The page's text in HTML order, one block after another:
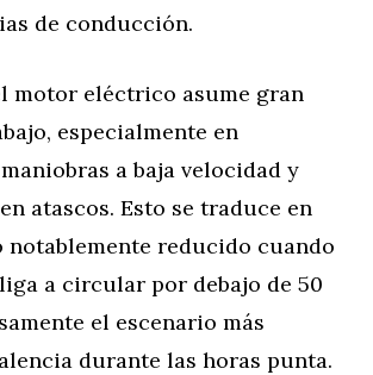
de conducción.
motor eléctrico asume gran
especialmente en
a baja velocidad y
atascos. Esto se traduce en
notablemente reducido cuando
a circular por debajo de 50
el escenario más
durante las horas punta.